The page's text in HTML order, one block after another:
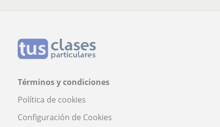
Términos y condiciones
Política de cookies
Configuración de Cookies